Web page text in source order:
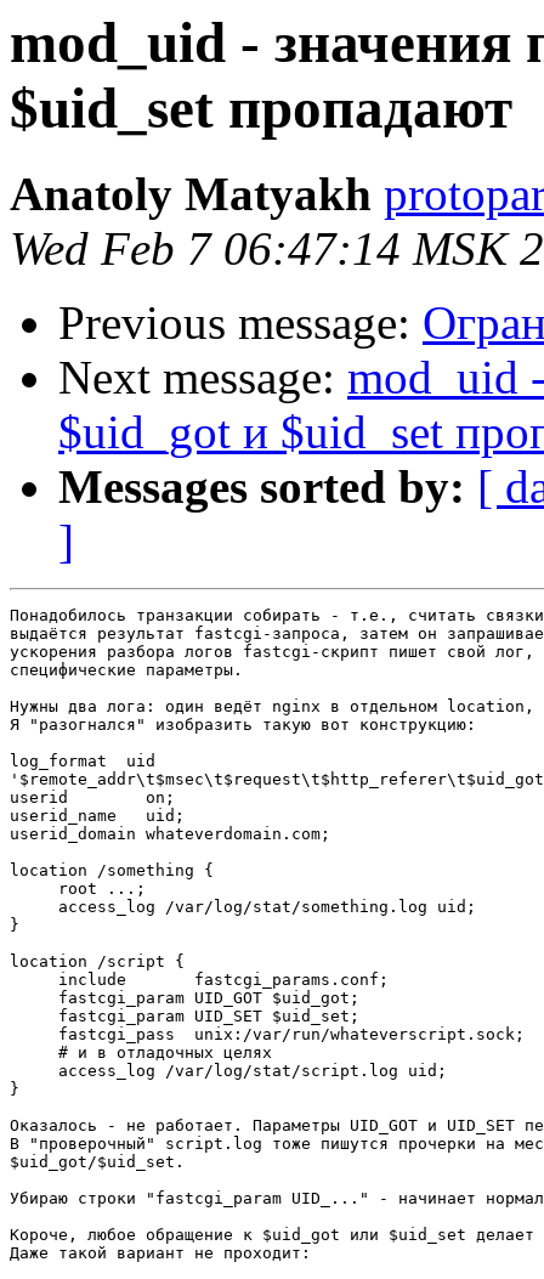
mod_uid -
$uid_set пропадают
Anatoly Matyakh
Wed Feb 7 06:47:14 MSK
Previous message:
Next message: mod_uid
$uid_got и $uid_set
Messages sorted by: [
]
Понадобилось транзакции собирать - т.е., считать
выдаётся результат fastcgi-запроса, затем он
ускорения разбора логов fastcgi-скрипт пишет свой лог,
специфические параметры.
Нужны два лога: один ведёт nginx в отдельном location,
Я "разогнался" изобразить такую вот конструкцию:
log_format  uid
userid        on;
userid_name   uid;
userid_domain whateverdomain.com;
location /something {
     root ...;
     access_log /var/log/stat/something.log uid;
}
location /script {
     include       fastcgi_params.conf;
     fastcgi_param UID_GOT $uid_got;
     fastcgi_param UID_SET $uid_set;
     fastcgi_pass  unix:/var/run/whateverscript.sock;
     # и в отладочных целях
     access_log /var/log/stat/script.log uid;
}
Оказалось - не работает. Параметры UID_GOT и UID_SET
В "проверочный" script.log тоже пишутся прочерки на
$uid_got/$uid_set.
Убираю строки "fastcgi_param UID_..." - начинает
Короче, любое обращение к $uid_got или $uid_set делает
Даже такой вариант не проходит: